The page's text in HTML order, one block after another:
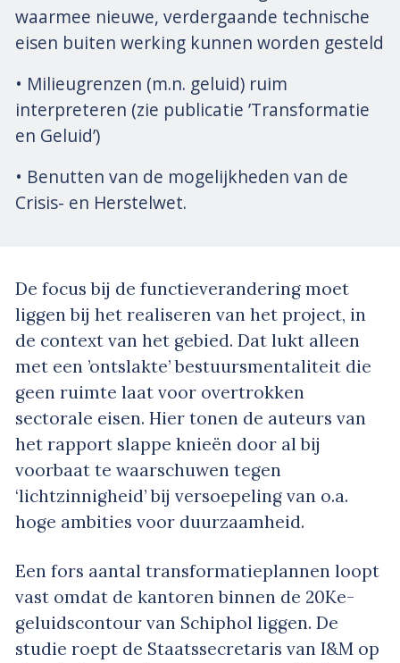
waarmee nieuwe, verdergaande technische
eisen buiten werking kunnen worden gesteld
• Milieugrenzen (m.n. geluid) ruim
interpreteren (zie publicatie ’Transformatie
en Geluid’)
• Benutten van de mogelijkheden van de
Crisis- en Herstelwet.
De focus bij de functieverandering moet
liggen bij het realiseren van het project, in
de context van het gebied. Dat lukt alleen
met een ’ontslakte’ bestuursmentaliteit die
geen ruimte laat voor overtrokken
sectorale eisen. Hier tonen de auteurs van
het rapport slappe knieën door al bij
voorbaat te waarschuwen tegen
‘lichtzinnigheid’ bij versoepeling van o.a.
hoge ambities voor duurzaamheid.
Een fors aantal transformatieplannen loopt
vast omdat de kantoren binnen de 20Ke-
geluidscontour van Schiphol liggen. De
studie roept de Staatssecretaris van I&M op